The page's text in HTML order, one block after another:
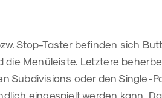
Stop-Taster befinden sich
die Menüleiste. Letztere
Subdivisions oder den Single-
eingespielt werden kann.